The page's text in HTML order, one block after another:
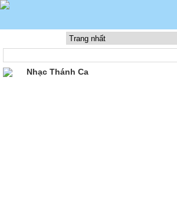
Nhạc Thánh Ca